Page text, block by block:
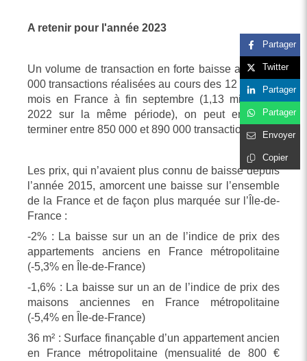
A retenir pour l'année 2023
Un volume de transaction en forte baisse avec 928
000 transactions réalisées au cours des 12 derniers
mois en France à fin septembre (1,13 million en
2022 sur la même période), on peut envisager
terminer entre 850 000 et 890 000 transactions.
Les prix, qui n’avaient plus connu de baisse depuis
l’année 2015, amorcent une baisse sur l’ensemble
de la France et de façon plus marquée sur l’Île-de-
France :
-2% : La baisse sur un an de l’indice de prix des
appartements anciens en France métropolitaine
(-5,3% en Île-de-France)
-1,6% : La baisse sur un an de l’indice de prix des
maisons anciennes en France métropolitaine
(-5,4% en Île-de-France)
36 m² : Surface finançable d’un appartement ancien
en France métropolitaine (mensualité de 800 €
Partager
Twitter
Partager
Partager
Envoyer
Copier